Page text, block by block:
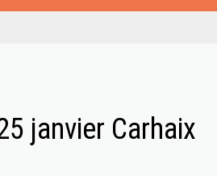
janvier Carhaix